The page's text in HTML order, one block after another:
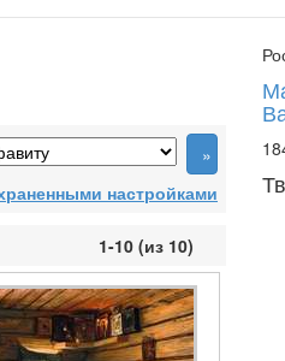
настройками
1-10 (из 10)